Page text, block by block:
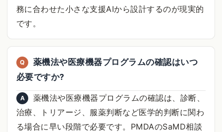
務に合わせた小さな支援AIから設計するのが現実的
です。
Q
薬機法や医療機器プログラムの確認はいつ
必要ですか?
A
薬機法や医療機器プログラムの確認は、診断、
治療、トリアージ、服薬判断など医学的判断に関わ
る場合に早い段階で必要です。PMDAのSaMD相談